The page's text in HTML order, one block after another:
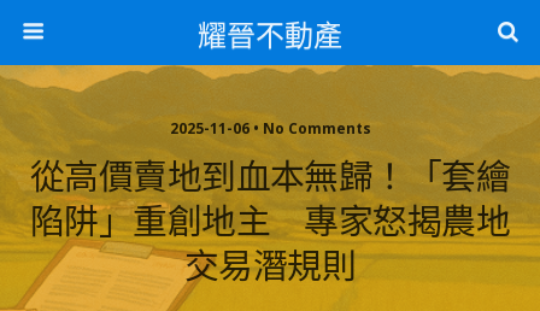
耀晉不動產
2025-11-06 • No Comments
從高價賣地到血本無歸！「套繪
陷阱」重創地主 專家怒揭農地
交易潛規則